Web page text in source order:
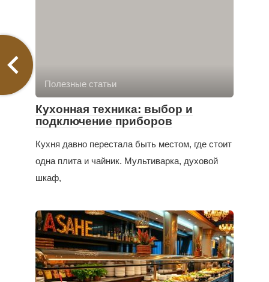
Полезные статьи
Кухонная техника: выбор и
подключение приборов
Кухня давно перестала быть местом, где стоит
одна плита и чайник. Мультиварка, духовой
шкаф,